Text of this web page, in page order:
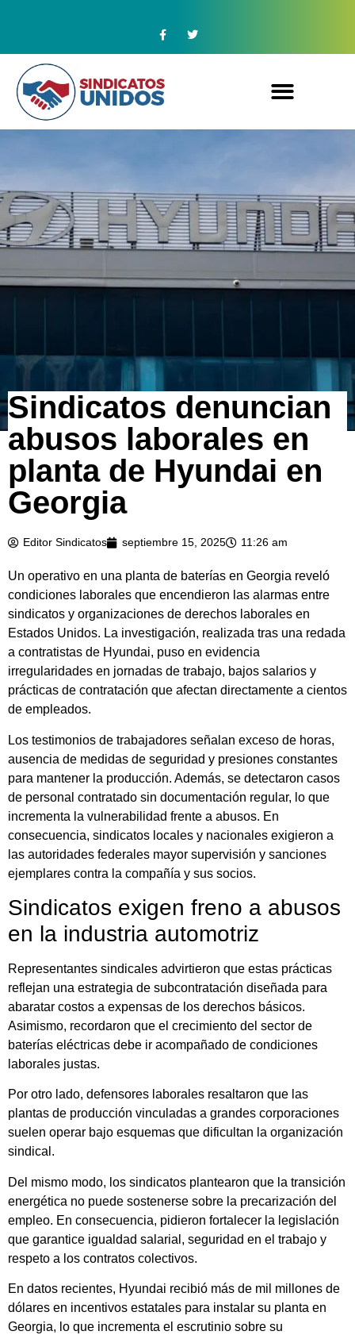
Sindicatos denuncian
abusos laborales en
planta de Hyundai en
Georgia
Editor Sindicatos septiembre 15, 2025 11:26 am
Un operativo en una planta de baterías en Georgia reveló
condiciones laborales que encendieron las alarmas entre
sindicatos y organizaciones de derechos laborales en
Estados Unidos. La investigación, realizada tras una redada
a contratistas de Hyundai, puso en evidencia
irregularidades en jornadas de trabajo, bajos salarios y
prácticas de contratación que afectan directamente a cientos
de empleados.
Los testimonios de trabajadores señalan exceso de horas,
ausencia de medidas de seguridad y presiones constantes
para mantener la producción. Además, se detectaron casos
de personal contratado sin documentación regular, lo que
incrementa la vulnerabilidad frente a abusos. En
consecuencia, sindicatos locales y nacionales exigieron a
las autoridades federales mayor supervisión y sanciones
ejemplares contra la compañía y sus socios.
Sindicatos exigen freno a abusos
en la industria automotriz
Representantes sindicales advirtieron que estas prácticas
reflejan una estrategia de subcontratación diseñada para
abaratar costos a expensas de los derechos básicos.
Asimismo, recordaron que el crecimiento del sector de
baterías eléctricas debe ir acompañado de condiciones
laborales justas.
Por otro lado, defensores laborales resaltaron que las
plantas de producción vinculadas a grandes corporaciones
suelen operar bajo esquemas que dificultan la organización
sindical.
Del mismo modo, los sindicatos plantearon que la transición
energética no puede sostenerse sobre la precarización del
empleo. En consecuencia, pidieron fortalecer la legislación
que garantice igualdad salarial, seguridad en el trabajo y
respeto a los contratos colectivos.
En datos recientes, Hyundai recibió más de mil millones de
dólares en incentivos estatales para instalar su planta en
Georgia, lo que incrementa el escrutinio sobre su